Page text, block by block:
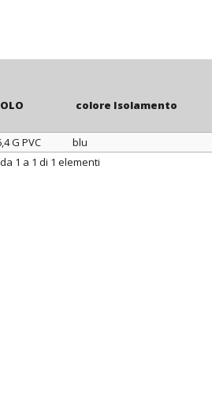
colore Isolamento
colore Isolamento
G PVC blu
1 a 1 di 1 elementi